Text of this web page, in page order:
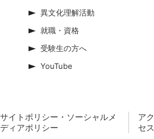
異文化理解活動
就職・資格
受験生の方へ
YouTube
サイトポリシー・ソーシャルメ
ディアポリシー
アク
セス